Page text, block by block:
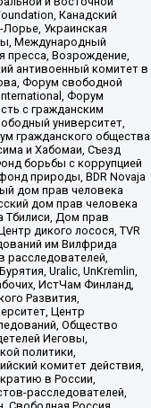
Канадский
Украинская
Международный
пресса, Возрождение,
антивоенный комитет в
Форум свободной
Форум
с гражданским
университет,
гражданского общества
и Хабомаи, Съезд
борьбы с коррупцией
природы, BDR Novaja
дом прав человека
дом прав человека
Тбилиси, Дом прав
дикого лосося, TVR
им Вилфрида
расследователей,
Uralic, UnKremlin,
ИстЧам Финланд,
Развития,
Центр
Общество
Иеговы,
политики,
комитет действия,
в России,
расследователей,